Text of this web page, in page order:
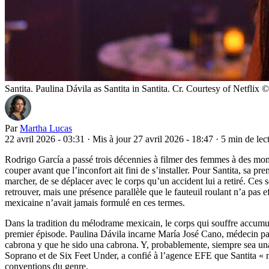
Santita. Paulina Dávila as Santita in Santita. Cr. Courtesy of Netflix
Par Martha Lucas
22 avril 2026 - 03:31 · Mis à jour 27 avril 2026 - 18:47 · 5 min de
Rodrigo García a passé trois décennies à filmer des femmes à des
couper avant que l’inconfort ait fini de s’installer. Pour Santita, sa
marcher, de se déplacer avec le corps qu’un accident lui a retiré.
retrouver, mais une présence parallèle que le fauteuil roulant n’a pas
mexicaine n’avait jamais formulé en ces termes.
Dans la tradition du mélodrame mexicain, le corps qui souffre
premier épisode. Paulina Dávila incarne María José Cano, médecin
cabrona y que he sido una cabrona. Y, probablemente, siempre sea
Soprano et de Six Feet Under, a confié à l’agence EFE que Santita
conventions du genre.